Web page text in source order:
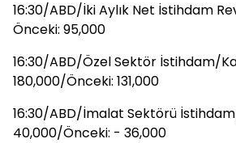
16:30/ABD/İki Aylık Net İstihdam
Önceki: 95,000
16:30/ABD/Özel Sektör İstihdam/
180,000/Önceki: 131,000
16:30/ABD/İmalat Sektörü
40,000/Önceki: - 36,000